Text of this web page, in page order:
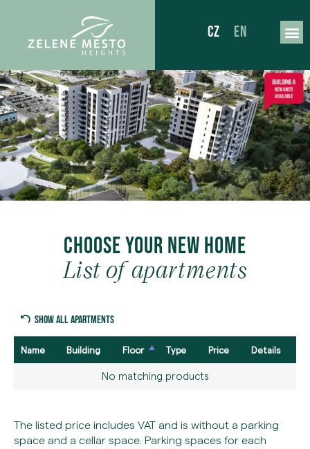
CZ EN
Choose your new home
List of apartments
Show all apartments
Name Building Floor Type Price Details
No matching products
The listed price includes VAT and is without a parking
space and a cellar space. Parking spaces for each